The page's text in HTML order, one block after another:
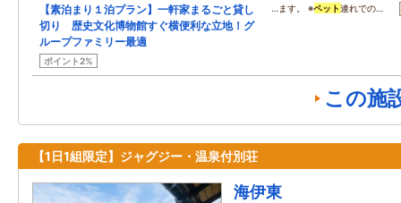
【素泊まり１泊プラン】一軒家まるごと貸し
切り 歴史文化博物館すぐ横便利な立地！グ
ループファミリー最適
ポイント2%
…ます。 ※ペット連れでの…
この施
【1日1組限定】ジャグジー・温泉付別荘
海伊東